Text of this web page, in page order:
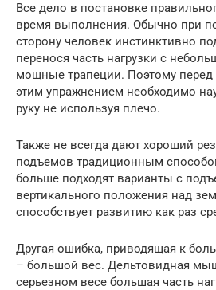
Все дело в постановке
время выполнения. Обычно при
сторону человек инстинктивно
перенося часть нагрузки с
мощные трапеции. Поэтому
этим упражнением необходимо
руку не используя плечо.
Также не всегда дают хороший
подъемов традиционным
больше подходят варианты с
вертикального положения над
способствует развитию как раз
Другая ошибка, приводящая к
– большой вес. Дельтовидная
серьезном весе большая часть